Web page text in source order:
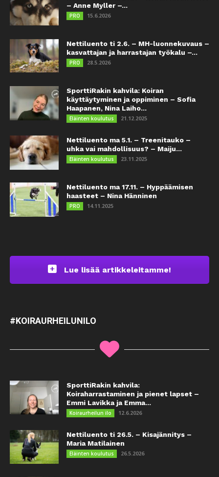
– Anne Myller –...
PRO 15.6.2026
Nettiluento ti 2.6. – MH-luonnekuvaus –
kasvattajan ja harrastajan työkalu –...
PRO 28.5.2026
SporttiRakin kahvila: Koiran
käyttäytyminen ja oppiminen – Sofia
Haapanen, Nina Laiho...
Eläinten koulutus 21.12.2025
Nettiluento ma 5.1. – Treenitauko –
uhka vai mahdollisuus? – Maiju...
Eläinten koulutus 23.11.2025
Nettiluento ma 17.11. – Hyppäämisen
haasteet – Nina Hänninen
PRO 14.11.2025
Lue lisää artikkeleitamme!
#KOIRAURHEILUNILO
SporttiRakin kahvila:
Koiraharrastaminen ja pienet lapset –
Emmi Lavikka ja Emma...
Koiraurheilun ilo 12.6.2026
Nettiluento ti 26.5. – Kisajännitys –
Maria Matilainen
Eläinten koulutus 26.5.2026